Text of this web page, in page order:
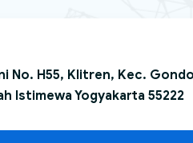
No. H55, Klitren, Kec.
Istimewa Yogyakarta 55222